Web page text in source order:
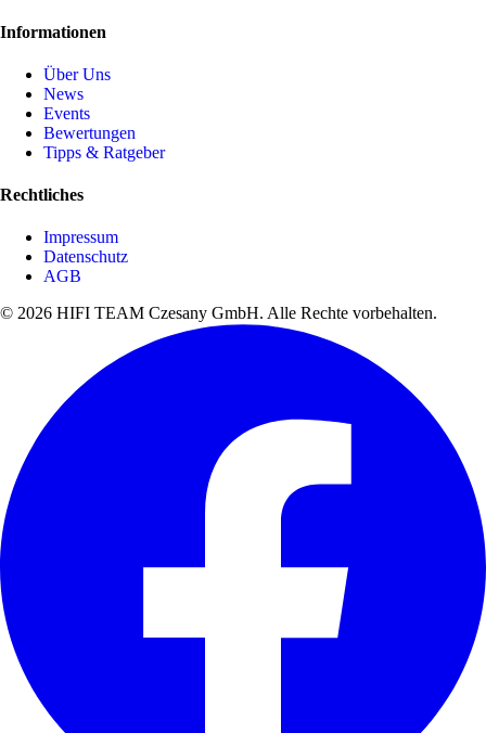
Informationen
Über Uns
News
Events
Bewertungen
Tipps & Ratgeber
Rechtliches
Impressum
Datenschutz
AGB
© 2026 HIFI TEAM Czesany GmbH. Alle Rechte vorbehalten.